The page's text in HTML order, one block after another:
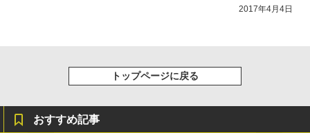
2017年4月4日
トップページに戻る
おすすめ記事